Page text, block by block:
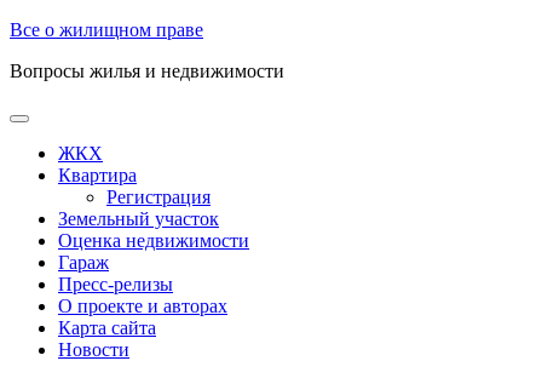
Skip
content
Все о жилищном праве
Вопросы жилья и недвижимости
Open
ButtonЖКХ
Квартира
Регистрация
Земельный участок
Оценка недвижимости
Гараж
Пресс-релизы
О проекте и авторах
Карта сайта
Новости